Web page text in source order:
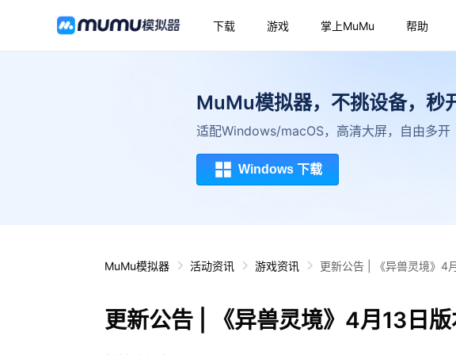
下载 游戏 掌上MuMu 帮助
MuMu模拟器，不挑设备，秒
适配Windows/macOS，高清大屏，自由多开
Windows 下载
MuMu模拟器 活动资讯 游戏资讯 更新公告 | 《异兽灵境》4
更新公告 | 《异兽灵境》4月13日